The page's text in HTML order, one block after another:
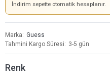
İndirim sepette otomatik hesaplanır.
Marka
Guess
Tahmini Kargo Süresi
3-5 gün
Renk